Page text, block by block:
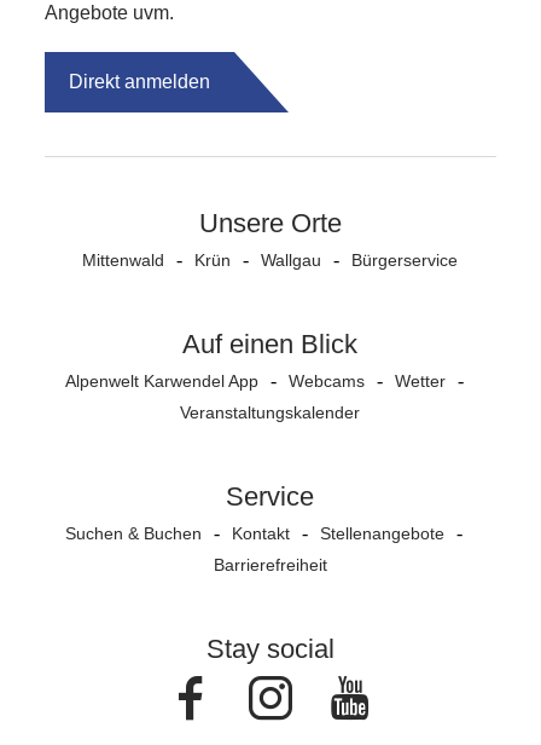
Angebote uvm.
Direkt anmelden
Unsere Orte
Mittenwald Krün Wallgau Bürgerservice
Auf einen Blick
Alpenwelt Karwendel App Webcams
Wetter
Veranstaltungs­kalender
Service
Suchen & Buchen Kontakt
Stellenangebote
Barrierefreiheit
Stay social
FacebookInstagram